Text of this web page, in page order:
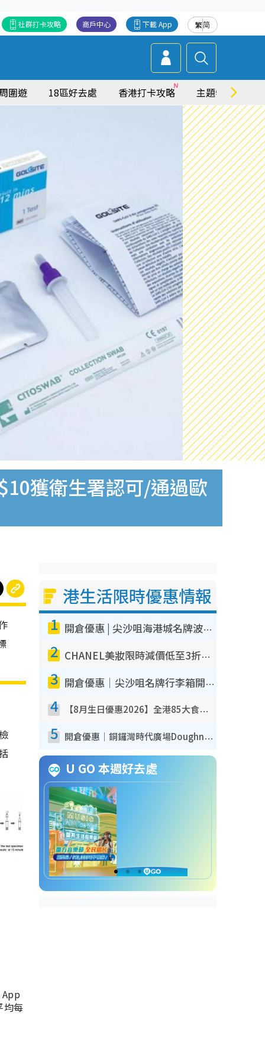
繁简
下載 App
商戶中心
社群打卡攻略
圍遊 18區好去處 香港打卡攻略 主題特集
獲衛生署認可/通過歐
均每
港生活限時優惠情報
1 開倉優惠 | 尖沙咀海港城名牌波鞋開倉低至1折！On鞋$899起／Joy&Peace鞋履$98起
2 CHANEL美妝限時減價低至3折！人氣粉底/唇膏/精華液低至$275！COCO香水都有平
3 開倉優惠｜尖沙咀名牌行李箱開倉低至4折！一連5日 American Tourister/ace./Hallmark $200起！
4 【8月生日優惠2026】全港85大食買玩著數攻略 自助餐/火鍋放題同行免費＋誠品/DONKI送現金券
5 開倉優惠｜銅鑼灣時代廣場Doughnut/Campo Marzio開倉低至1折！背囊、書包、手袋劈價$200起
U GO 本週好去處